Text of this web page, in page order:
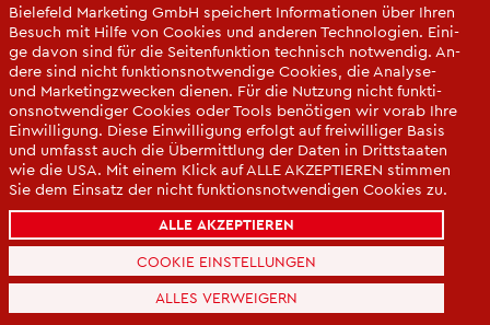
Bie­le­feld Mar­ke­ting GmbH spei­chert In­for­ma­tio­nen über Ihren
Be­such mit Hilfe von Coo­kies und an­de­ren Tech­no­lo­gi­en. Ei­ni­
ge davon sind für die Sei­ten­funk­ti­on tech­nisch not­wen­dig. An­
de­re sind nicht funk­ti­ons­not­wen­di­ge Coo­kies, die Ana­ly­se-
und Mar­ke­ting­zwe­cken die­nen. Für die Nut­zung nicht funk­ti­
ons­not­wen­di­ger Coo­kies oder Tools be­nö­ti­gen wir vorab Ihre
Ein­wil­li­gung. Diese Ein­wil­li­gung er­folgt auf frei­wil­li­ger Basis
und um­fasst auch die Über­mitt­lung der Daten in Dritt­staa­ten
wie die USA. Mit einem Klick auf ALLE AK­ZEP­TIE­REN stim­men
Sie dem Ein­satz der nicht funk­ti­ons­not­wen­di­gen Coo­kies zu.
Sie kön­nen Ihre Ein­wil­li­gung über die COO­KIE-EIN­STEL­LUN­
GEN je­der­zeit än­dern oder mit Wir­kung für die Zu­kunft wi­der­
ru­fen.
Da­ten­schut­z­er­klä­rung
COOKIE EINSTELLUNGEN
ALLES VERWEIGERN
ALLE AKZEPTIEREN